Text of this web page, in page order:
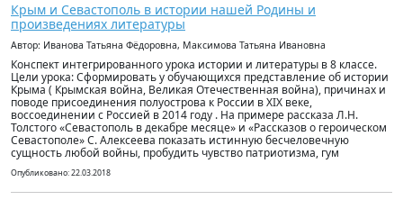
Крым и Севастополь в истории нашей Родины и
произведениях литературы
Автор: Иванова Татьяна Фёдоровна, Максимова Татьяна Ивановна
Конспект интегрированного урока истории и литературы в 8 классе.
Цели урока: Сформировать у обучающихся представление об истории
Крыма ( Крымская война, Великая Отечественная война), причинах и
поводе присоединения полуострова к России в XIX веке,
воссоединении с Россией в 2014 году . На примере рассказа Л.Н.
Толстого «Севастополь в декабре месяце» и «Рассказов о героическом
Севастополе» С. Алексеева показать истинную бесчеловечную
сущность любой войны, пробудить чувство патриотизма, гум
Опубликовано: 22.03.2018